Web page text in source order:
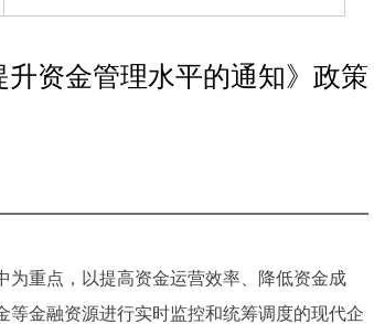
升资金管理水平的通知》政策
为重点，以提高资金运营效率、降低资金成
金融资源进行实时监控和统筹调度的现代企